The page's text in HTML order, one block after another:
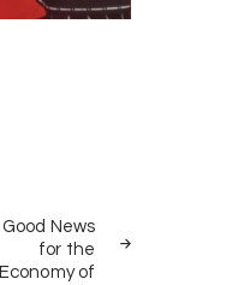
POST
Good News
for the
Economy of